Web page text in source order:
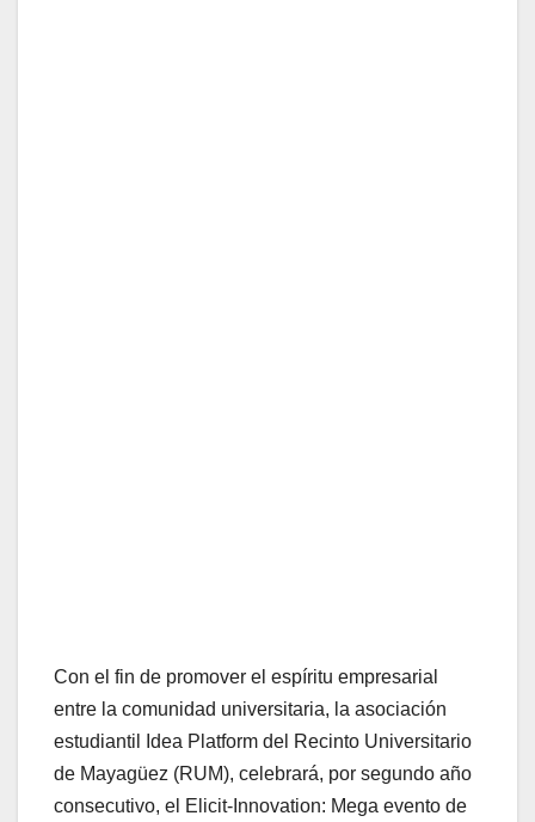
Con el fin de promover el espíritu empresarial
entre la comunidad universitaria, la asociación
estudiantil Idea Platform del Recinto Universitario
de Mayagüez (RUM), celebrará, por segundo año
consecutivo, el Elicit-Innovation: Mega evento de